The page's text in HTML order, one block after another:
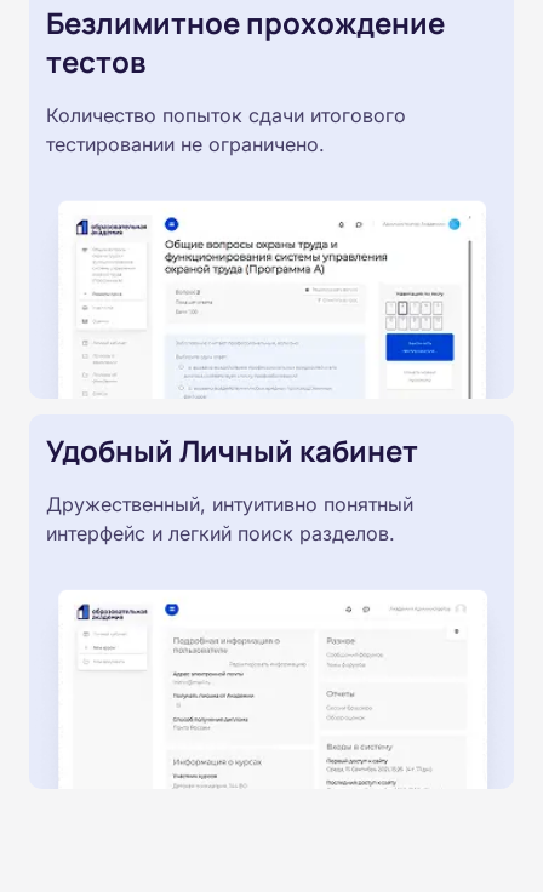
Безлимитное прохождение
тестов
Количество попыток сдачи итогового
тестировании не ограничено.
Удобный Личный кабинет
Дружественный, интуитивно понятный
интерфейс и легкий поиск разделов.